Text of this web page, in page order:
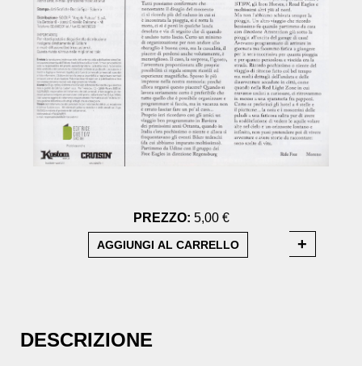
PREZZO: 5,00 €
DESCRIZIONE